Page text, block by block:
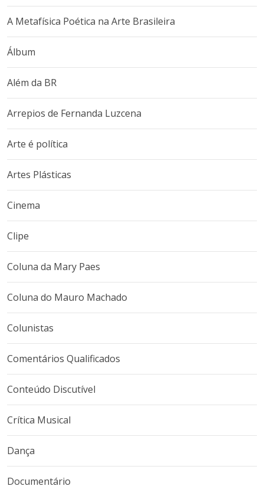
A Metafísica Poética na Arte Brasileira
Álbum
Além da BR
Arrepios de Fernanda Luzcena
Arte é política
Artes Plásticas
Cinema
Clipe
Coluna da Mary Paes
Coluna do Mauro Machado
Colunistas
Comentários Qualificados
Conteúdo Discutível
Crítica Musical
Dança
Documentário